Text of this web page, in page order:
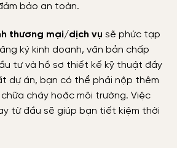
bảo an toàn.
thương mại/dịch vụ sẽ phức tạp
ký kinh doanh, văn bản chấp
tư và hồ sơ thiết kế kỹ thuật đầy
dự án, bạn có thể phải nộp thêm
cháy hoặc môi trường. Việc
từ đầu sẽ giúp bạn tiết kiệm thời